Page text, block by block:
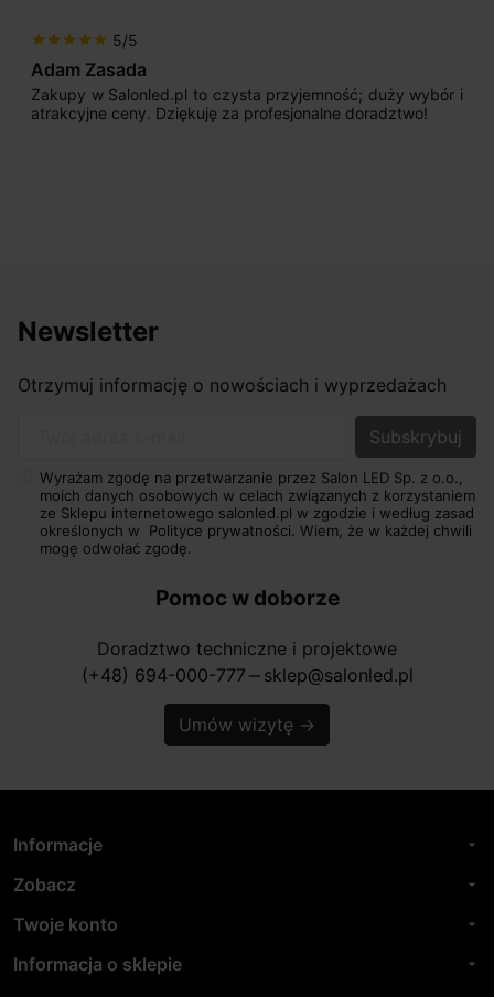
star star star star star 5/5
Adam Zasada
Zakupy w Salonled.pl to czysta przyjemność; duży wybór i
atrakcyjne ceny. Dziękuję za profesjonalne doradztwo!
Newsletter
Otrzymuj informację o nowościach i wyprzedażach
Wyrażam zgodę na przetwarzanie przez Salon LED Sp. z o.o.,
moich danych osobowych w celach związanych z korzystaniem
ze Sklepu internetowego salonled.pl w zgodzie i według zasad
określonych w Polityce prywatności. Wiem, że w każdej chwili
mogę odwołać zgodę.
Pomoc w doborze
Doradztwo techniczne i projektowe
(+48) 694-000-777 horizontal_rule sklep@salonled.pl
Umów wizytę →
Informacje arrow_drop_down
Zobacz arrow_drop_down
Twoje konto arrow_drop_down
Informacja o sklepie arrow_drop_down